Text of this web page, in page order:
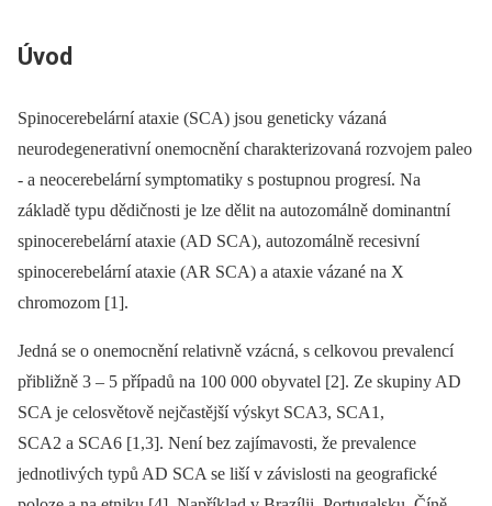
Úvod
Spinocerebelární ataxie (SCA) jsou geneticky vázaná
neurodegenerativní onemocnění charakterizovaná rozvojem paleo
-⁠ a neocerebelární symptomatiky s postupnou progresí. Na
základě typu dědičnosti je lze dělit na autozomálně dominantní
spinocerebelární ataxie (AD SCA), autozomálně recesivní
spinocerebelární ataxie (AR SCA) a ataxie vázané na X
chromozom [1].
Jedná se o onemocnění relativně vzácná, s celkovou prevalencí
přibližně 3 –⁠ 5 případů na 100 000 obyvatel [2]. Ze skupiny AD
SCA je celosvětově nejčastější výskyt SCA3, SCA1,
SCA2 a SCA6 [1,3]. Není bez zajímavosti, že prevalence
jednotlivých typů AD SCA se liší v závislosti na geografické